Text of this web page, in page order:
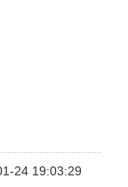
24 19:03:29